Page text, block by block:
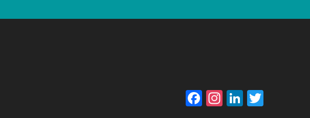
Facebook
Instagram
LinkedIn